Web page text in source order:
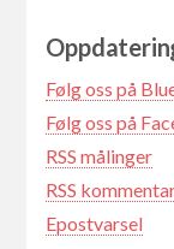
Følg oss på
Følg oss på
RSS målinger
RSS
Epostvarsel